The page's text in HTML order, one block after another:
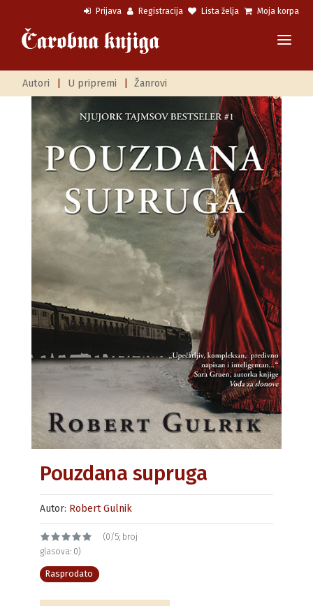
Prijava Registracija Lista želja Moja korpa
Autori U pripremi Žanrovi
Pouzdana supruga
Autor: Robert Gulnik
(0/5; broj
glasova: 0)
Rasprodato